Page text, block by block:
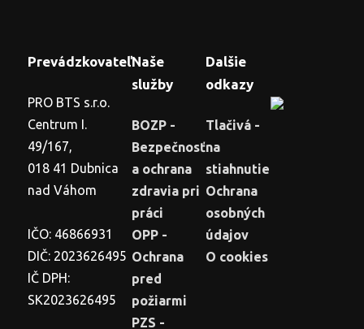
Prevádzkovateľ
PRO BTS s.r.o.
Centrum I.
49/167,
018 41 Dubnica
nad Váhom
IČO: 46866931
DIČ: 2023626495
IČ DPH:
SK2023626495
Naše
služby
BOZP -
Bezpečnosť
a ochrana
zdravia pri
práci
OPP -
Ochrana
pred
požiarmi
PZS -
Dalšie
odkazy
Tlačivá -
na
stiahnutie
Ochrana
osobných
údajov
O cookies